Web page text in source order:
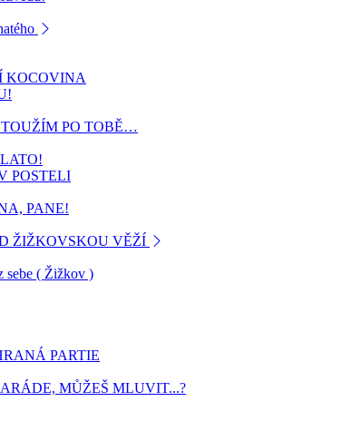
KOCOVINA
PO TOBĚ…
POSTELI
PANE!
ŽIŽKOVSKOU VĚŽÍ
sebe ( Žižkov )
PARTIE
MŮŽEŠ MLUVIT...?